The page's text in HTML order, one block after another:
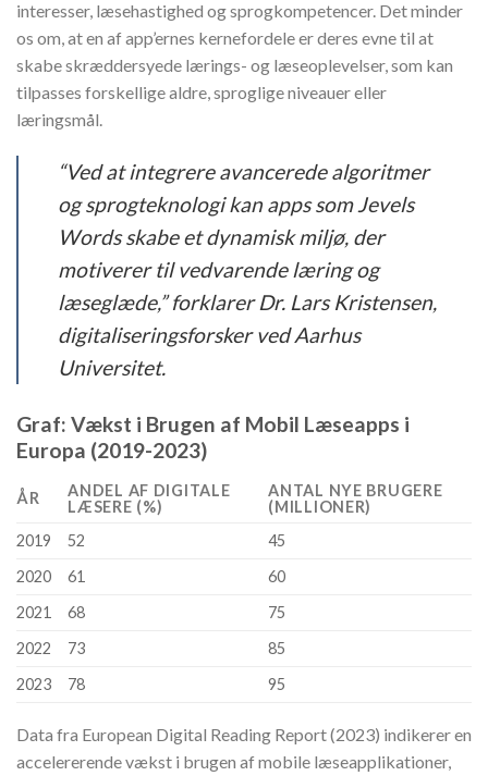
interesser, læsehastighed og sprogkompetencer. Det minder
os om, at en af app’ernes kernefordele er deres evne til at
skabe skræddersyede lærings- og læseoplevelser, som kan
tilpasses forskellige aldre, sproglige niveauer eller
læringsmål.
“Ved at integrere avancerede algoritmer
og sprogteknologi kan apps som Jevels
Words skabe et dynamisk miljø, der
motiverer til vedvarende læring og
læseglæde,” forklarer Dr. Lars Kristensen,
digitaliseringsforsker ved Aarhus
Universitet.
Graf: Vækst i Brugen af Mobil Læseapps i
Europa (2019-2023)
ÅR
ANDEL AF DIGITALE
LÆSERE (%)
ANTAL NYE BRUGERE
(MILLIONER)
2019
52
45
2020
61
60
2021
68
75
2022
73
85
2023
78 95
Data fra European Digital Reading Report (2023) indikerer en
accelererende vækst i brugen af mobile læseapplikationer,